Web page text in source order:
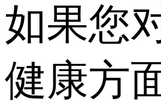
如果您
健康方